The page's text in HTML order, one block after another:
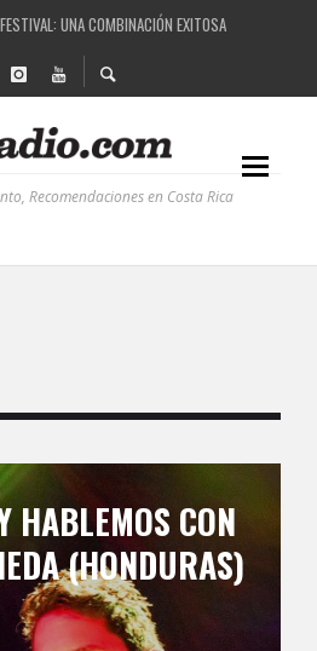
UNA COMBINACIÓN EXITOSA
QUE ESTÁ TRANSFORMANDO LA CALIDAD DE
ELECTRÓNICA: BBC RADIOPHONIC WORKSHOP
Recomendaciones en Costa Rica
HABLEMOS CON
(HONDURAS)